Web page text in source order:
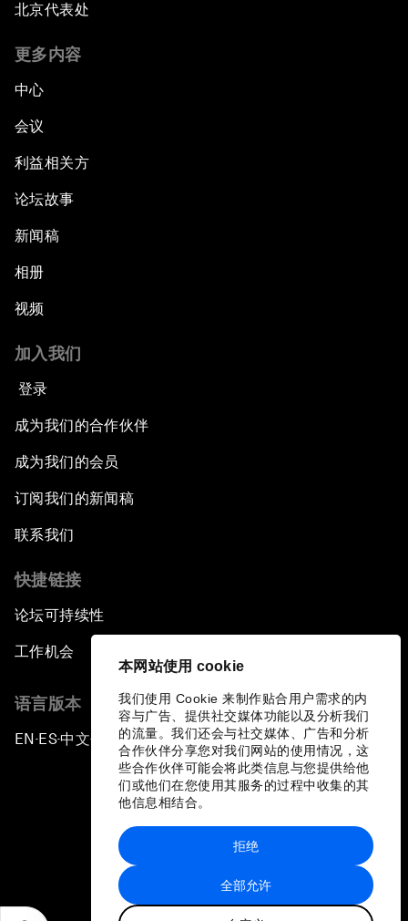
本网站使用 cookie
我们使用 Cookie 来制作贴合用户需求的内
容与广告、提供社交媒体功能以及分析我们
的流量。我们还会与社交媒体、广告和分析
合作伙伴分享您对我们网站的使用情况，这
些合作伙伴可能会将此类信息与您提供给他
们或他们在您使用其服务的过程中收集的其
他信息相结合。
全部允许
拒绝
北京代表处
更多内容
中心
会议
利益相关方
论坛故事
新闻稿
相册
视频
加入我们
登录
成为我们的合作伙伴
成为我们的会员
订阅我们的新闻稿
联系我们
快捷链接
论坛可持续性
工作机会
语言版本
EN ▪ ES▪中文▪ 日本語
站点地图